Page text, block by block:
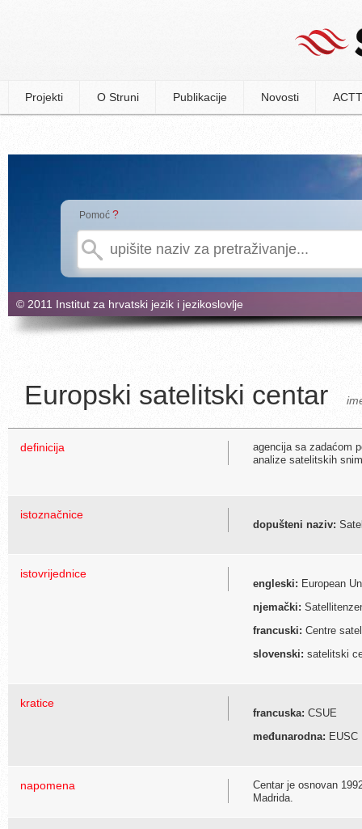
Projekti O Struni Publikacije Novosti
Pomoć ?
© 2011 Institut za hrvatski jezik i jezikoslovlje
Europski satelitski centar
definicija
agencija sa zadaćom
analize satelitskih
istoznačnice
dopušteni naziv:
istovrijednice
engleski: European
njemački:
francuski: Centre
slovenski: satelitski
kratice
francuska: CSUE
međunarodna: EUSC
napomena
Centar je osnovan
Madrida.